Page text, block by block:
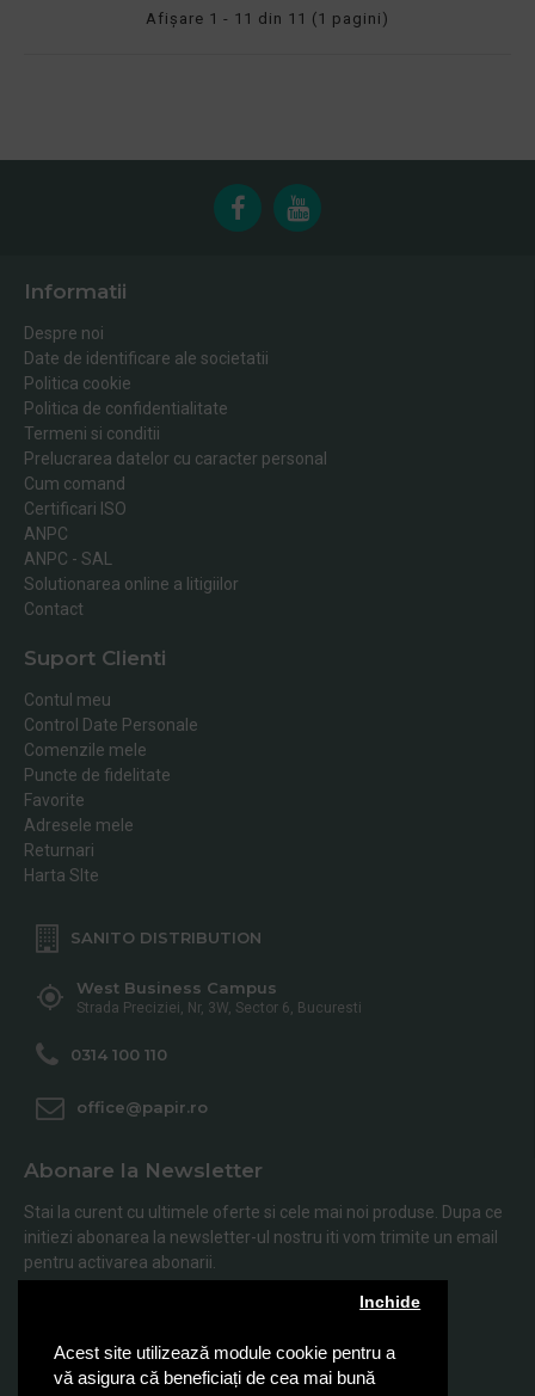
Acest site utilizează module cookie pentru a
vă asigura că beneficiați de cea mai bună
Inchide
Afişare 1 - 11 din 11 (1 pagini)
Informatii
Despre noi
Date de identificare ale societatii
Politica cookie
Politica de confidentialitate
Termeni si conditii
Prelucrarea datelor cu caracter personal
Cum comand
Certificari ISO
ANPC
ANPC - SAL
Solutionarea online a litigiilor
Contact
Suport Clienti
Contul meu
Control Date Personale
Comenzile mele
Puncte de fidelitate
Favorite
Adresele mele
Returnari
Harta SIte
SANITO DISTRIBUTION
West Business Campus
Strada Preciziei, Nr, 3W, Sector 6, Bucuresti
0314 100 110
office@papir.ro
Abonare la Newsletter
Stai la curent cu ultimele oferte si cele mai noi produse. Dupa ce
initiezi abonarea la newsletter-ul nostru iti vom trimite un email
pentru activarea abonarii.
Abonare
Am citit şi sunt de acord cu Politica de Confidentialitate